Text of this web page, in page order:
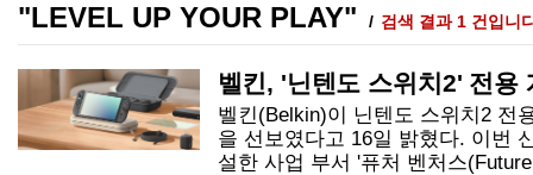
"LEVEL UP YOUR PLAY" 검색 결과 1 건입니
벨킨, '닌텐도 스위치2' 전용
벨킨(Belkin)이 닌텐도 스위치2 전
을 선보였다고 16일 밝혔다. 이번
설한 사업 부서 '퓨처 벤처스